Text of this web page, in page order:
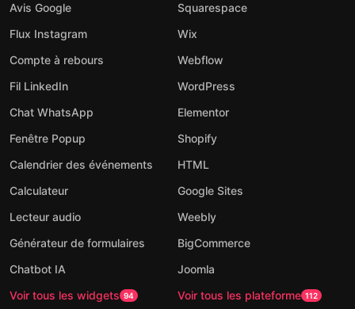
Avis Google
Flux Instagram
Compte à rebours
Fil LinkedIn
Chat WhatsApp
Fenêtre Popup
Calendrier des événements
Calculateur
Lecteur audio
Générateur de formulaires
Chatbot IA
Voir tous les widgets 94
Squarespace
Wix
Webflow
WordPress
Elementor
Shopify
HTML
Google Sites
Weebly
BigCommerce
Joomla
Voir tous les plateforme 112